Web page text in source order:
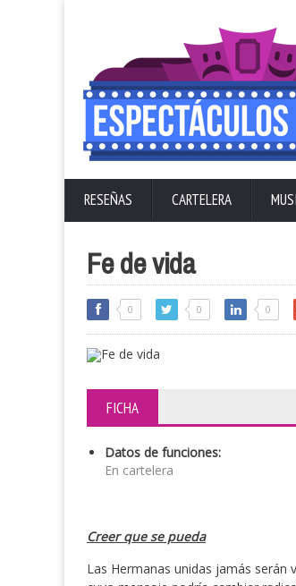
RESEÑAS CARTELERA
Fe de vida
0 0 0
FICHA
Datos de funciones:
En cartelera
Creer que se pueda
Las Hermanas unidas jamás serán